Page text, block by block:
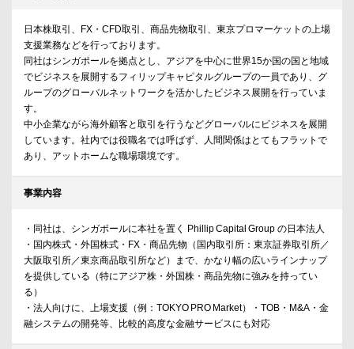
日本株取引、FX・CFD取引、商品先物取引、東京プロマーケットの上場
支援業務などを行っております。
同社はシンガポールを拠点とし、アジアを中心に世界15か国の国と地域
でビジネスを展開するフィリップキャピタルグループの一員であり、グ
ループのグローバルネットワークを活かしたビジネス展開を行っていま
す。
中小企業ながら海外顧客と取引を行うなどグローバルにビジネスを展開
しています。社内では役職名では呼ばず、人間関係はとてもフラットで
あり、アットホームな職場環境です。
事業内容
・同社は、シンガポールに本社を置く Phillip Capital Group の日本法人
・国内株式・外国株式・FX・商品先物（国内取引所：東京証券取引所／
大阪取引所／東京商品取引所など）まで、かなり幅の広いラインナップ
を提供している（特にアジア株・外国株・商品先物に強みを持ってい
る）
・法人向けに、上場支援（例：TOKYO PRO Market）・TOB・M&A・金
融システムの開発等、比較的高度な金融サービスにも対応